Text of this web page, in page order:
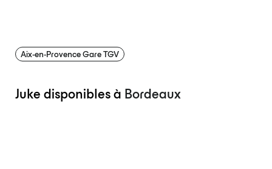
Aix-en-Provence Gare TGV
Juke disponibles à Bordeaux